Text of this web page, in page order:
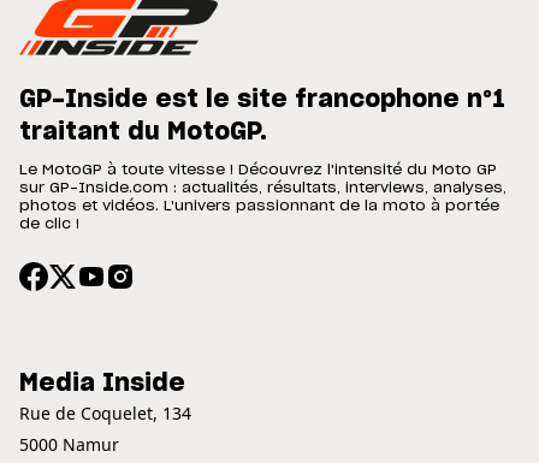
GP-Inside est le site francophone n°1
traitant du MotoGP.
Le MotoGP à toute vitesse ! Découvrez l'intensité du Moto GP
sur GP-Inside.com : actualités, résultats, interviews, analyses,
photos et vidéos. L'univers passionnant de la moto à portée
de clic !
Media Inside
Rue de Coquelet, 134
5000 Namur